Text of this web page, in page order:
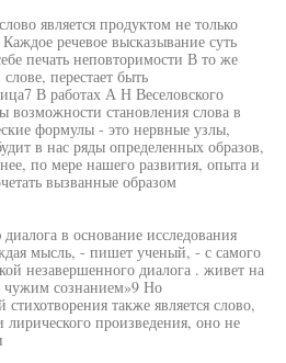
является продуктом не только
речевое высказывание суть
печать неповторимости В то же
перестает быть
В работах А Н Веселовского
возможности становления слова в
формулы - это нервные узлы,
в нас ряды определенных образов,
по мере нашего развития, опыта и
вызванные образом
в основание исследования
мысль, - пишет ученый, - с самого
незавершенного диалога . живет на
сознанием»9 Но
также является слово,
лирического произведения, оно не